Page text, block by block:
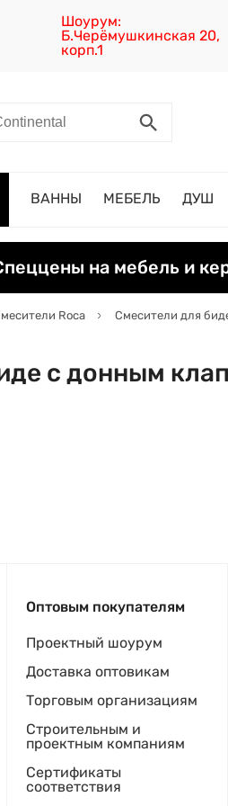
Шоурум:
Б.Черёмушкинская 20,
корп.1
ВАННЫ МЕБЕЛЬ ДУШ
на мебель и
Roca Смесители для
с донным
Оптовым покупателям
Проектный шоурум
Доставка оптовикам
Торговым организациям
Строительным и
проектным компаниям
Сертификаты
соответствия